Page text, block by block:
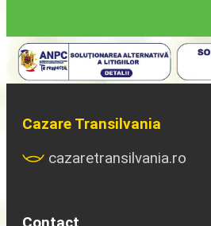
Cazare Transilvania
cazaretransilvania.ro